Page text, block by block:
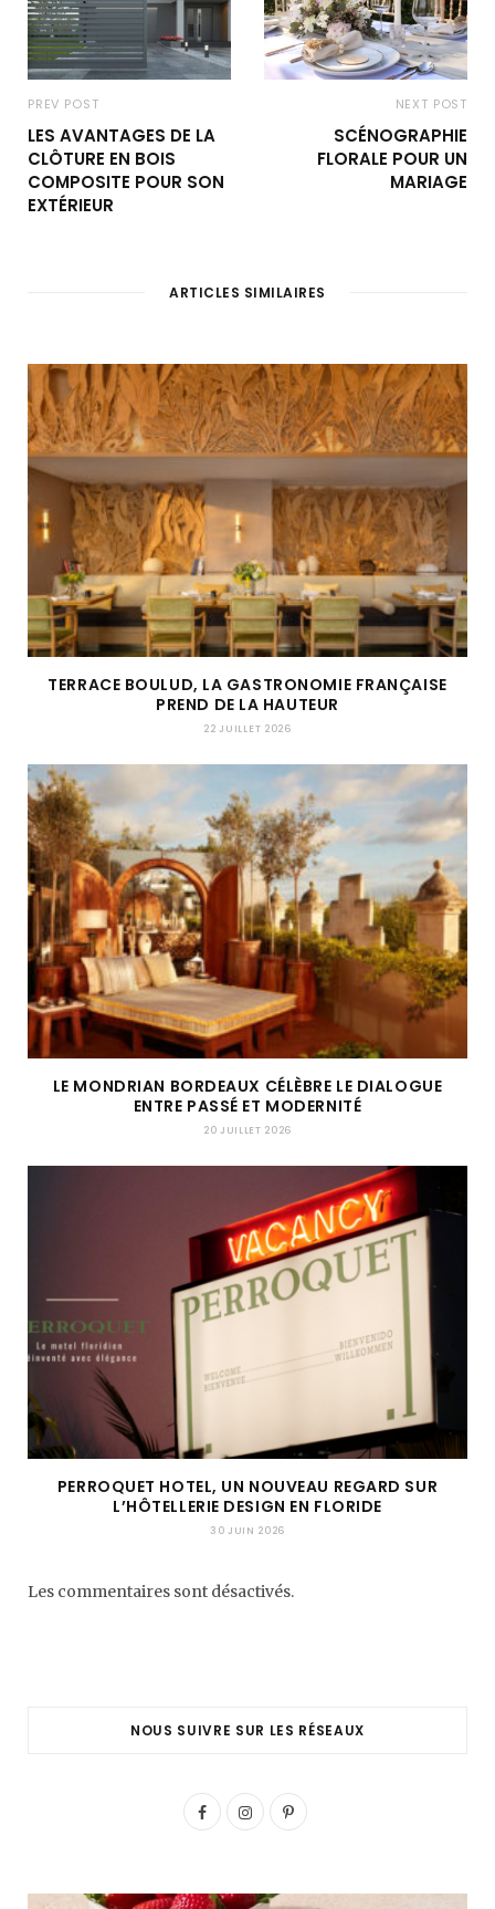
PREV POST
LES AVANTAGES DE LA
CLÔTURE EN BOIS
COMPOSITE POUR SON
EXTÉRIEUR
NEXT POST
SCÉNOGRAPHIE
FLORALE POUR UN
MARIAGE
ARTICLES SIMILAIRES
TERRACE BOULUD, LA GASTRONOMIE FRANÇAISE
PREND DE LA HAUTEUR
22 JUILLET 2026
LE MONDRIAN BORDEAUX CÉLÈBRE LE DIALOGUE
ENTRE PASSÉ ET MODERNITÉ
20 JUILLET 2026
PERROQUET HOTEL, UN NOUVEAU REGARD SUR
L’HÔTELLERIE DESIGN EN FLORIDE
30 JUIN 2026
Les commentaires sont désactivés.
NOUS SUIVRE SUR LES RÉSEAUX
F
I
P